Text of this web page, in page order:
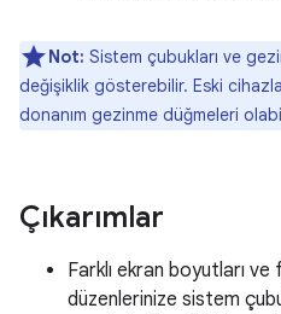
Not: Sistem çubukları ve
değişiklik gösterebilir. Eski
donanım gezinme düğmeleri
Çıkarımlar
Farklı ekran boyutları
düzenlerinize sistem